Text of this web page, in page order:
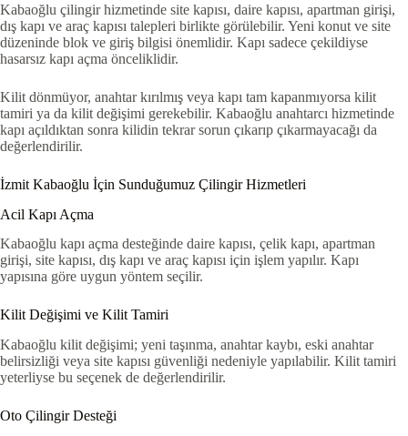
Kabaoğlu çilingir hizmetinde site kapısı, daire kapısı, apartman girişi,
dış kapı ve araç kapısı talepleri birlikte görülebilir. Yeni konut ve site
düzeninde blok ve giriş bilgisi önemlidir. Kapı sadece çekildiyse
hasarsız kapı açma önceliklidir.
Kilit dönmüyor, anahtar kırılmış veya kapı tam kapanmıyorsa kilit
tamiri ya da kilit değişimi gerekebilir. Kabaoğlu anahtarcı hizmetinde
kapı açıldıktan sonra kilidin tekrar sorun çıkarıp çıkarmayacağı da
değerlendirilir.
İzmit Kabaoğlu İçin Sunduğumuz Çilingir Hizmetleri
Acil Kapı Açma
Kabaoğlu kapı açma desteğinde daire kapısı, çelik kapı, apartman
girişi, site kapısı, dış kapı ve araç kapısı için işlem yapılır. Kapı
yapısına göre uygun yöntem seçilir.
Kilit Değişimi ve Kilit Tamiri
Kabaoğlu kilit değişimi; yeni taşınma, anahtar kaybı, eski anahtar
belirsizliği veya site kapısı güvenliği nedeniyle yapılabilir. Kilit tamiri
yeterliyse bu seçenek de değerlendirilir.
Oto Çilingir Desteği